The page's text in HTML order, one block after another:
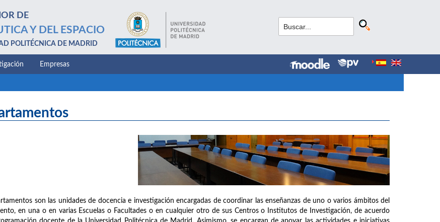
DE
Y DEL ESPACIO
POLITÉCNICA DE MADRID
Empresas
son las unidades de docencia e investigación encargadas de coordinar las enseñanzas de uno o varios ámbitos del
en una o en varias Escuelas o Facultades o en cualquier otro de sus Centros o Institutos de Investigación, de acuerdo